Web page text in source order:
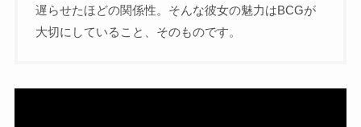
遅らせたほどの関係性。そんな彼女の魅力はBCGが
大切にしていること、そのものです。